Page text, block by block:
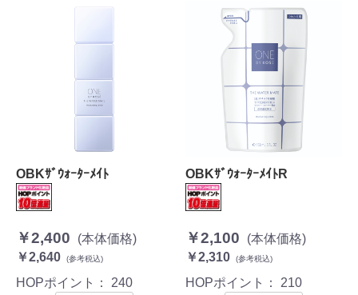
OBKｻﾞｳｫｰﾀｰﾒｲﾄ
￥2,400
(本体価格)
￥2,640
(参考税込)
HOPポイント： 240
OBKｻﾞｳｫｰﾀｰﾒｲﾄR
￥2,100
(本体価格)
￥2,310
(参考税込)
HOPポイント： 210